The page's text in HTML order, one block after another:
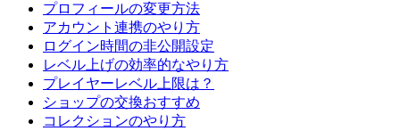
プロフィールの変更方法
アカウント連携のやり方
ログイン時間の非公開設定
レベル上げの効率的なやり方
プレイヤーレベル上限は？
ショップの交換おすすめ
コレクションのやり方